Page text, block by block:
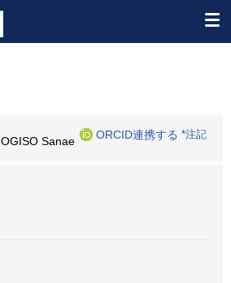
OGISO Sanae
ORCID連携する *注記